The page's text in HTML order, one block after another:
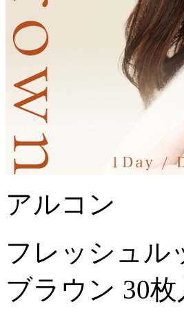
アルコン
フレッシュ
ブラウン 30枚